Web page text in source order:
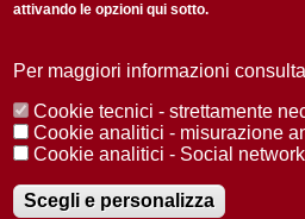
Accetto laPrivacy Policy
Redazione Copyright Privacy
© 2025 Università di Padova
Registrazione presso il Tribunale di
2012
attivando le opzioni qui sotto.
Per maggiori informazioni
Cookie tecnici - strettamente
Cookie analitici - misurazione
Cookie analitici - Social network
Scegli e personalizza